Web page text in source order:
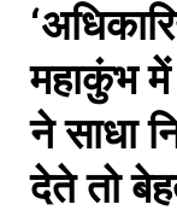
महाकुंभ में
ने साधा
देते तो